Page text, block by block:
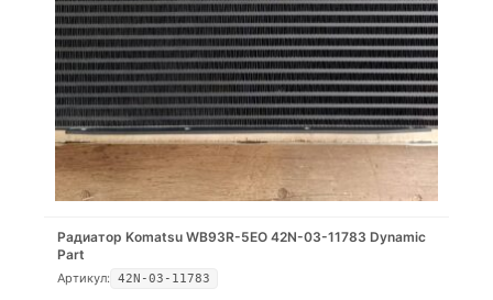
Радиатор Komatsu WB93R-5EO 42N-03-11783 Dynamic
Part
Артикул: 42N-03-11783